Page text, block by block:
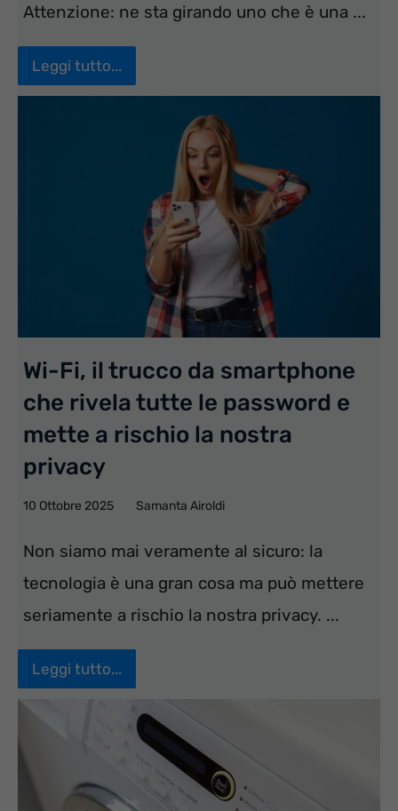
Attenzione: ne sta girando uno che è una ...
Leggi tutto...
Wi-Fi, il trucco da smartphone
che rivela tutte le password e
mette a rischio la nostra
privacy
10 Ottobre 2025 Samanta Airoldi
Non siamo mai veramente al sicuro: la
tecnologia è una gran cosa ma può mettere
seriamente a rischio la nostra privacy. ...
Leggi tutto...